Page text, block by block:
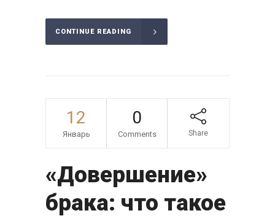
CONTINUE READING
12
Январь
0
Comments Share
«Довершение»
брака: что такое